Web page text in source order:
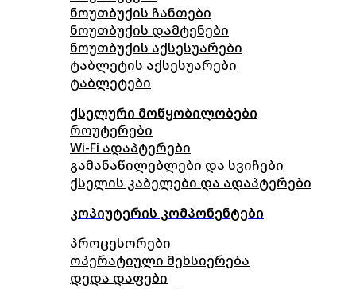
ნოუთბუქის ჩანთები
ნოუთბუქის დამტენები
ნოუთბუქის აქსესუარები
ტაბლეტის აქსესუარები
ტაბლეტები
ქსელური მოწყობილობები
როუტერები
Wi-Fi ადაპტერები
გამანაწილებლები და სვიჩები
ქსელის კაბელები და ადაპტერები
კოპიუტერის კომპონენტები
პროცესორები
ოპერატიული მეხსიერება
დედა დაფები